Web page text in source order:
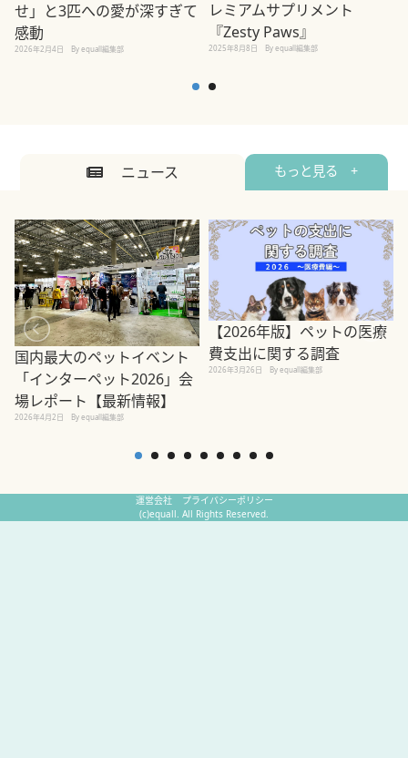
せ」と3匹への愛が深すぎて
感動
2026年2月4日 By equall編集部
レミアムサプリメント
『Zesty Paws』
2025年8月8日 By equall編集部
ニュース もっと見る +
国内最大のペットイベント
「インターペット2026」会
場レポート【最新情報】
2026年4月2日 By equall編集部
【2026年版】ペットの医療
費支出に関する調査
2026年3月26日 By equall編集部
運営会社
プライバシーポリシー
(c)equall. All Rights Reserved.